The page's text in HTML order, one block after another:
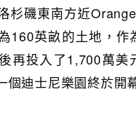
杉磯東南方近
160英畝的土地，作
再投入了1,700萬美
個迪士尼樂園終於開